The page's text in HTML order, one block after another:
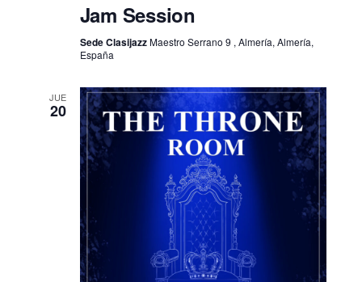
Jam Session
Sede ClasijazzMaestro Serrano 9 , Almería, Almería,
España
JUE
20